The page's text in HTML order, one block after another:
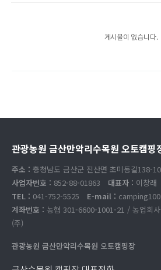
게시물이 없습니다.
관광농원 금산만악리수목원 오토캠핑
주소 : 충청남도 금산군 진산면 초미동길138-
사업자번호 : 852-88-01863 대표자 : 이창래
TEL : 041-752-5525 E-mail :
계좌번호 : 농협 301-6600-1001-21 / 농업회
(주)
관광농원 금산만악리수목원 오토캠핑장